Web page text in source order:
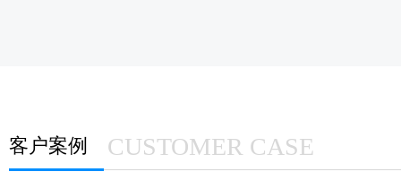
客户案例 CUSTOMER CASE